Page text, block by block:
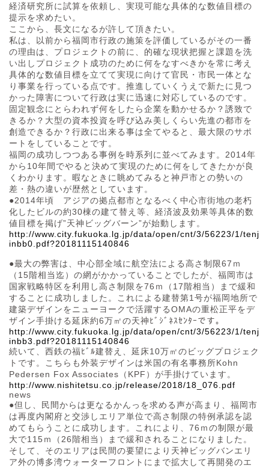
経済研究所に試算を依頼し、実現可能な具体的な数値目標の
提示を求めたい。
ここから、長文になるが許して頂きたい。
私は、以前から福岡市行政の施策を評価しているがその一番
の理由は、プロジェクトの前に、的確な現状把握と課題を洗
い出しプロジェクト成功のために何をなすべきかを常に考え
具体的な数値目標を立てて実現に向けて官民・市民一体とな
り事業を行っている点です。推進していくうえで新たに見つ
かった障害について行政は実に迅速に対応しているのです。
固定観念にとらわれず何をしたら企業を動かせるか？誘致で
きるか？大型の資本投資を呼び込み美しくらい先進の都市を
創造できるか？行政に出来る事は全てやると、最大限のサポ
ートをしていることです。
福岡の成功しつつある事例を時系列に並べてみます。2014年
から10年間でやると決めて実現のために何をしてきたかが良
くわかります。暇なときに眺めてみると神戸市との勢いの
差・熱の違いが歴然としています。
●2014年頃 アジアの拠点都市となるべく中心市街地の老朽
化したビルの約30棟の建て替え等、経済波及効果等具体的数
値目標を掲げ”天神ビッグバーン”が始動します。
http://www.city.fukuoka.lg.jp/data/open/cnt/3/56223/1/tenj
inbb0.pdf?20181115140846
●最大の弊害は、中心部全域に航空法による高さ制限67ｍ
（15階相当迄）の網がかかっていることでしたが、福岡市は
国家戦略特区を利用し高さ制限を76ｍ（17階相当）まで緩和
することに成功しました。これによる建替第1号が福岡地所で
建築デザインをニューヨークで活躍するOMAの重松正平をデ
ザイン手掛ける延床約6万㎡の天神ﾋﾞｼﾞﾈｽｾﾝﾀｰです。
http://www.city.fukuoka.lg.jp/data/open/cnt/3/56223/1/tenj
inbb3.pdf?20181115140846
続いて、西鉄の福ﾋﾞﾙ建替え、延床10万㎡のビッグプロジェク
トです。こちらも外装デザインは米国の有名事務所Kohn
Pedersen Fox Associates（KPF）が手掛けています。
http://www.nishitetsu.co.jp/release/2018/18_076.pdf
news
●但し、民間からは更なるかんっを求める声が高まり、福岡市
は再度内閣府と交渉しエリア単位で高さ制限の特例承認を認
めてもらうことに成功します。これにより、76ｍの制限が最
大で115ｍ（26階相当）まで緩和されることになりました。
そして、そのエリアは民間の要望により天神ビッグバンエリ
ア外の博多湾ウォーターフロントにまで拡大して再開発のエ